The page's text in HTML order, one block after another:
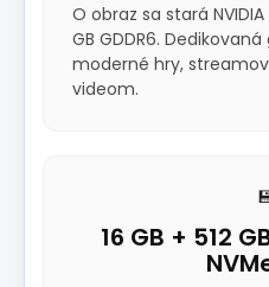
O obraz sa stará
GB GDDR6.
moderné hry,
videom.
16 GB + 512